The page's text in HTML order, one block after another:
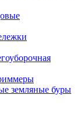
земляные буры